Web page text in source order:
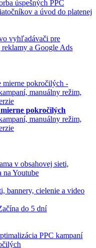
vyhľadávači pre
a Google Ads
pokročilých
manuálny režim,
bannery, cielenie a video